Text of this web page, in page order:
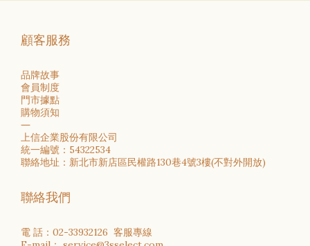
顧客服務
品牌故事
會員制度
門市據點
購物須知
―
上信企業股份有限公司
統一編號：54322534
聯絡地址：新北市新店區民權路130巷4號3樓(不對外開放)
聯絡我們
電 話：02-33932126 客服專線